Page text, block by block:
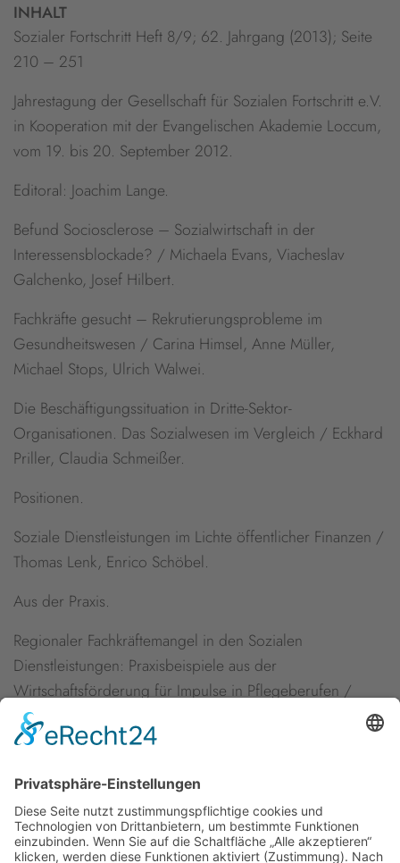
INHALT
Sozialer Fortschritt Heft 8/9; 62. Jahrgang (2013); Seite
210 – 251
Jahrestagung der Gesellschaft für Sozialen Fortschritt e.V.
in Kooperation mit der Evangelischen Akademie Loccum,
vom 19. bis 20. September 2012.
Editoral: Joachim Lange.
Befund Sociosclerose – Sozialwirtschaft in der
Interessensblockade? / Michaela Evans, Viacheslav
Galchenko, Josef Hilbert.
Fachkräfte gesucht – Rekrutierungsprobleme im
Gesundheitswesen / Carina Himsel, Anne Müller,
Michael Stops, Ulrich Walwei.
Die Beschäftigungssituation in Dritte-Sektor-
Organisationen. Das Sozialwesen im Vergleich / Eckhard
Priller, Claudia Schmeißer.
Positionen.
Soziale Dienstleistungen im Lichte öffentlicher Finanzen /
Thomas Lenk, Enrico Schöbel.
Aus der Praxis.
Regionaler Fachkräftemangel in den Sozialen
Dienstleistungen: Praxisbeispiele aus der
Wirtschaftsförderung für Impulse in Pflegeberufen /
Rasmus Beck.
Sascha M. Buchinger.
Newsletter